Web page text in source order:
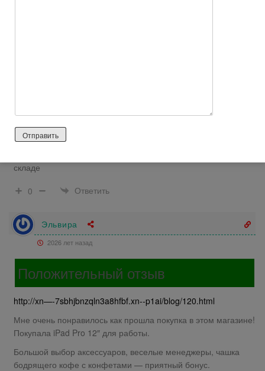
Вполне сносный магазин, ничем не хуже других, покупала
здесь сете сотовик и аксессуары, чехол и наушники. Доставка
быстрая, менеджер вполне грамотен в вопросах
складе
0
Ответить
Эльвира
2026 лет назад
Положительный отзыв
http://xn—-7sbhjbnzqln3a8hfbf.xn--p1ai/blog/120.html
Мне очень понравилось как прошла покупка в этом магазине!
Покупала iPad Pro 12″ для работы.
Большой выбор аксессуаров, веселые менеджеры, чашка
бодрящего кофе с конфетами — приятный бонус.